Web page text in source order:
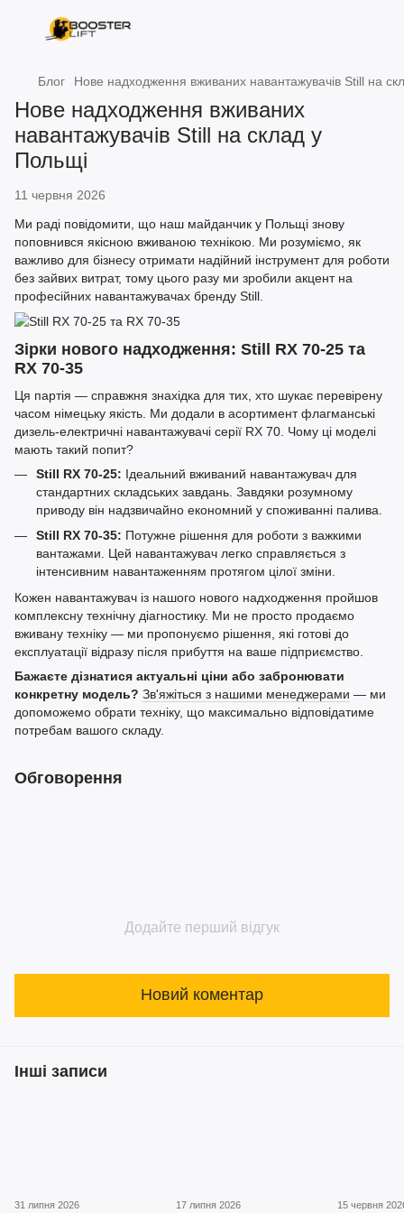
Блог Нове надходження вживаних навантажувачів Still на
Нове надходження вживаних
навантажувачів Still на склад у
Польщі
11 червня 2026
Ми раді повідомити, що наш майданчик у Польщі знову
поповнився якісною вживаною технікою. Ми розуміємо, як
важливо для бізнесу отримати надійний інструмент для роботи
без зайвих витрат, тому цього разу ми зробили акцент на
професійних навантажувачах бренду Still.
Зірки нового надходження: Still RX 70-25 та
RX 70-35
Ця партія — справжня знахідка для тих, хто шукає перевірену
часом німецьку якість. Ми додали в асортимент флагманські
дизель-електричні навантажувачі серії RX 70. Чому ці моделі
мають такий попит?
Still RX 70-25: Ідеальний вживаний навантажувач для
стандартних складських завдань. Завдяки розумному
приводу він надзвичайно економний у споживанні палива.
Still RX 70-35: Потужне рішення для роботи з важкими
вантажами. Цей навантажувач легко справляється з
інтенсивним навантаженням протягом цілої зміни.
Кожен навантажувач із нашого нового надходження пройшов
комплексну технічну діагностику. Ми не просто продаємо
вживану техніку — ми пропонуємо рішення, які готові до
експлуатації відразу після прибуття на ваше підприємство.
Бажаєте дізнатися актуальні ціни або забронювати
конкретну модель? Зв'яжіться з нашими менеджерами — ми
допоможемо обрати техніку, що максимально відповідатиме
потребам вашого складу.
Обговорення
Додайте перший відгук
Новий коментар
Інші записи
31 липня 2026 17 липня 2026 15 червня